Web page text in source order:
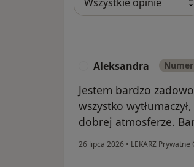
Aleksandra
Jestem bardzo
wszystko
dobrej atmosferze.
26 lipca 2026 • LEKARZ